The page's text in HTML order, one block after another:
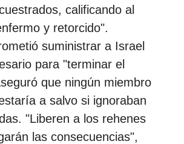
calificando al
y retorcido".
suministrar a Israel
para "terminar el
que ningún miembro
a salvo si ignoraban
"Liberen a los rehenes
las consecuencias",